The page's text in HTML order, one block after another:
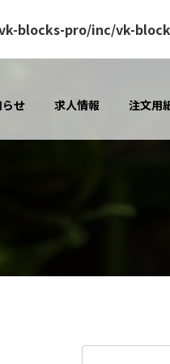
blocks-pro/inc/vk-
せ 求人情報 注文用